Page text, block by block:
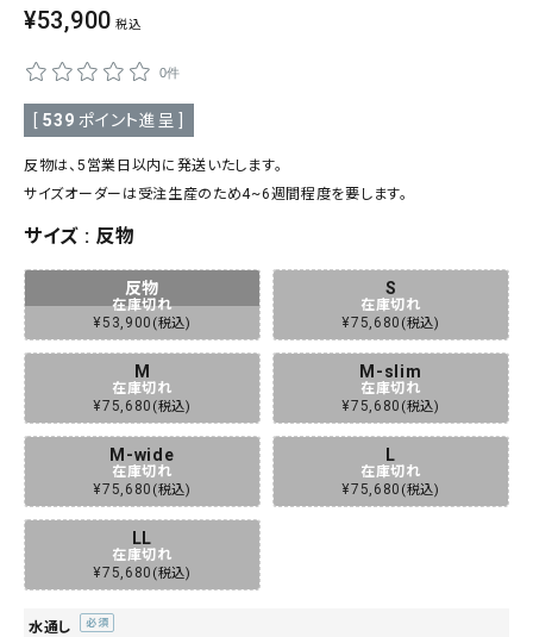
SHOPPING GUIDE
ABOUT
INFORMATION
¥53,900 税込
0件
539 ポイント進呈 ]
反物は、5営業日以内に発送いたします。
サイズオーダーは受注生産のため4~6週間程度を要します。
サイズ 反物
反物
在庫切れ
¥53,900 税込
S
在庫切れ
¥75,680 税込
M
在庫切れ
¥75,680 税込
M-slim
在庫切れ
¥75,680 税込
M-wide
在庫切れ
¥75,680 税込
L
在庫切れ
¥75,680 税込
LL
在庫切れ
¥75,680 税込
水通し